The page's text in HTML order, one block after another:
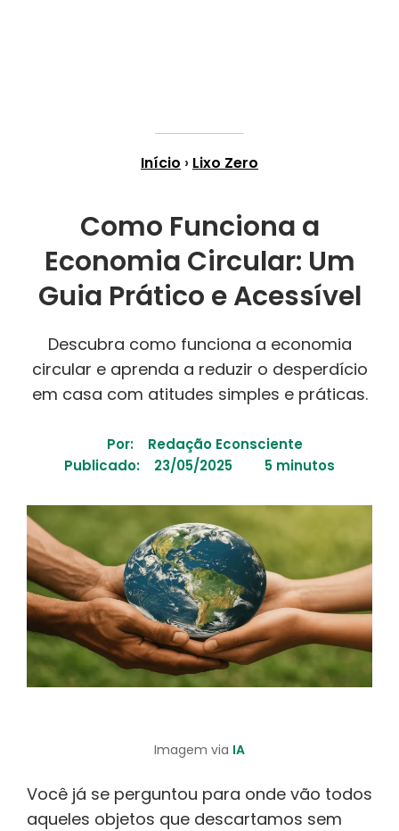
Início › Lixo Zero
Como Funciona a
Economia Circular: Um
Guia Prático e Acessível
Descubra como funciona a economia
circular e aprenda a reduzir o desperdício
em casa com atitudes simples e práticas.
Por:
Redação Econsciente
Publicado:
23/05/2025 5 minutos
Imagem via IA
Você já se perguntou para onde vão todos
aqueles objetos que descartamos sem